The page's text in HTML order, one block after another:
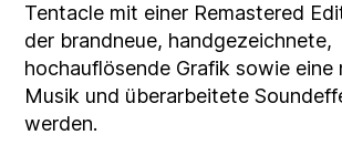
Tentacle mit einer Remastered
der brandneue, handgezeichnete,
hochauflösende Grafik sowie eine
Musik und überarbeitete
werden.